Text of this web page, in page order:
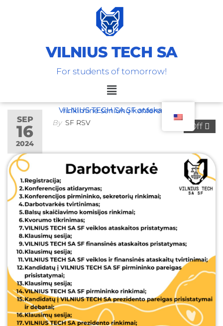
VILNIUS TECH SA
For students of tomorrow!
SEP
16
2024
Off
VILNIUS TECH SA SF ataskaitinė-rinkiminė seniūnų konferencija
By SF RSV